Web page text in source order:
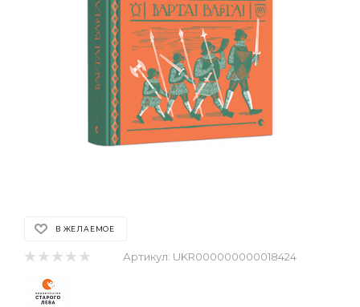
В ЖЕЛАЕМОЕ
Артикул: UKR000000000018424